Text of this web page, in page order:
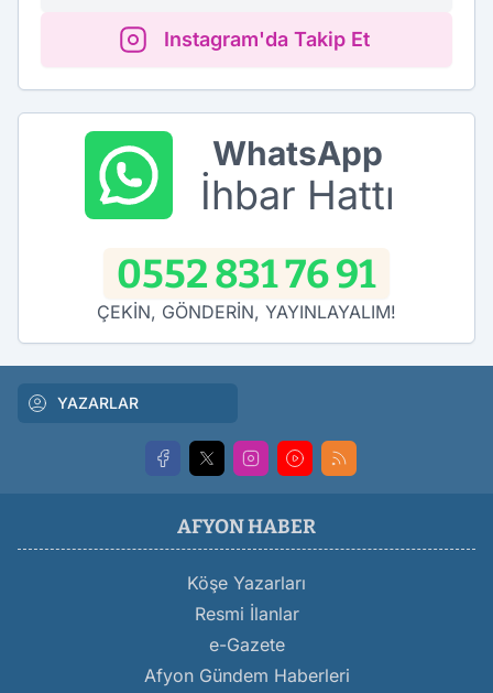
Instagram'da Takip Et
WhatsApp
İhbar Hattı
0552 831 76 91
ÇEKİN, GÖNDERİN, YAYINLAYALIM!
YAZARLAR
AFYON HABER
Köşe Yazarları
Resmi İlanlar
e-Gazete
Afyon Gündem Haberleri